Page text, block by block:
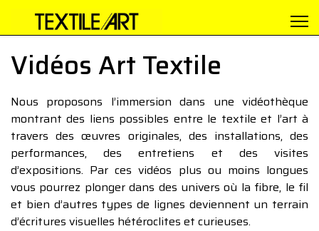
Vidéos Art Textile
Nous proposons l’immersion dans une vidéothèque
montrant des liens possibles entre le textile et l’art à
travers des œuvres originales, des installations, des
performances, des entretiens et des visites
d’expositions. Par ces vidéos plus ou moins longues
vous pourrez plonger dans des univers où la fibre, le fil
et bien d’autres types de lignes deviennent un terrain
d’écritures visuelles hétéroclites et curieuses.